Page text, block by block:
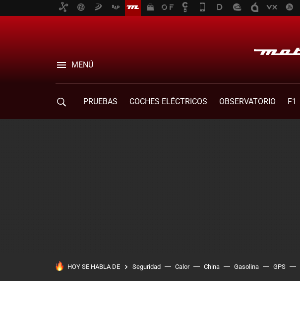
MENÚ
PRUEBAS COCHES ELÉCTRICOS OBSERVATORIO F1
HOY SE HABLA DE Seguridad Calor China Gasolina GPS